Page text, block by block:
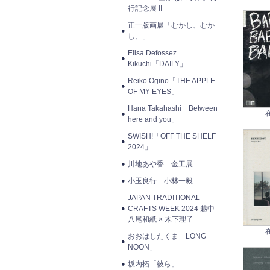
行記念展 II
正一版画展「むかし、むか
し、」
Elisa Defossez
Kikuchi「DAILY」
Reiko Ogino「THE APPLE
OF MY EYES」
Hana Takahashi「Between
here and you」
SWISH!「OFF THE SHELF
2024」
川地あや香 金工展
小玉良行 小林一毅
JAPAN TRADITIONAL
CRAFTS WEEK 2024 越中
八尾和紙 × 木下理子
おおはしたくま「LONG
NOON」
坂内拓「彼ら」